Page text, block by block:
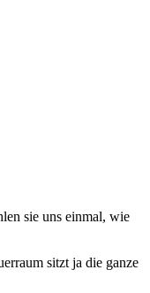
sie uns einmal, wie
sitzt ja die ganze